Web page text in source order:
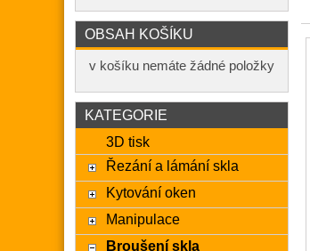
OBSAH KOŠÍKU
v košíku nemáte žádné položky
KATEGORIE
3D tisk
Řezání a lámání skla
Kytování oken
Manipulace
Broušení skla